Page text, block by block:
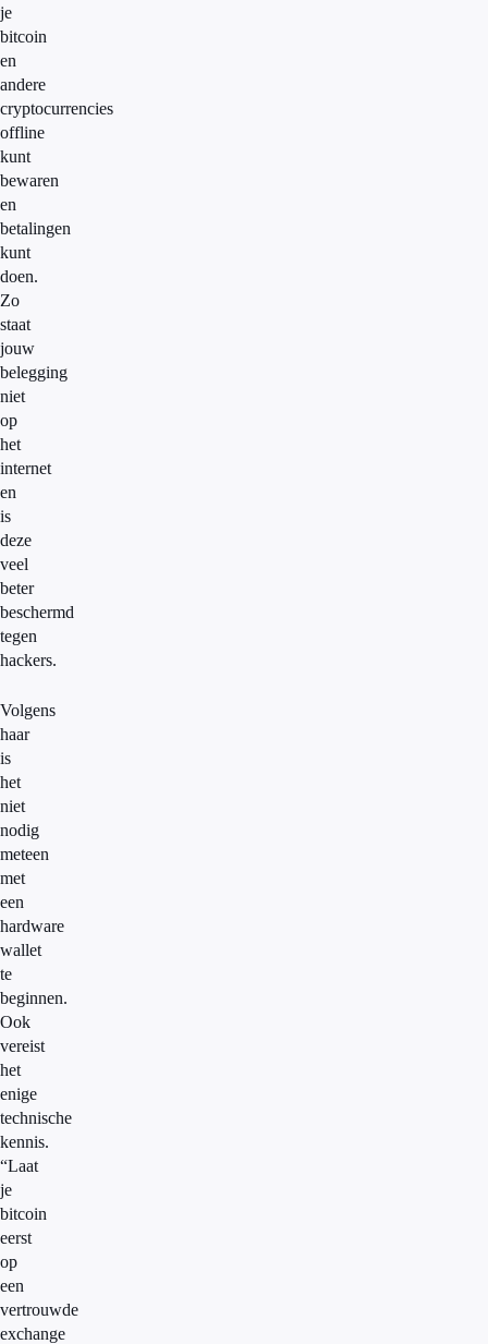
je
bitcoin
en
andere
cryptocurrencies
offline
kunt
bewaren
en
betalingen
kunt
doen.
Zo
staat
jouw
belegging
niet
op
het
internet
en
is
deze
veel
beter
beschermd
tegen
hackers.
Volgens
haar
is
het
niet
nodig
meteen
met
een
hardware
wallet
te
beginnen.
Ook
vereist
het
enige
technische
kennis.
“Laat
je
bitcoin
eerst
op
een
vertrouwde
exchange